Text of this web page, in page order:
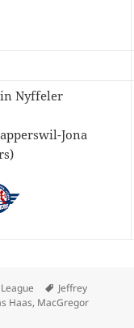
Nyffeler
Jona
Schlagwörter
Jeffrey
Haas, MacGregor